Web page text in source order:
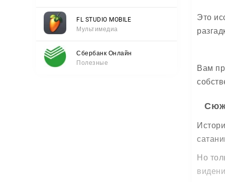
FL STUDIO MOBILE
Мультимедиа
Сбербанк Онлайн
Полезные
Это
Вам
Но